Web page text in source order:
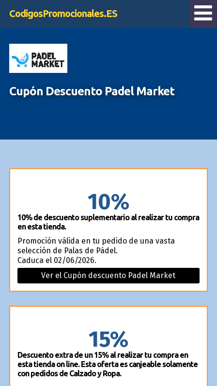
CodigosPromocionales.ES
Cupón Descuento Padel Market
10%
10% de descuento suplementario al realizar tu compra
en esta tienda.
Promoción válida en tu pedido de una vasta
selección de Palas de Pádel.
Caduca el 02/06/2026.
Ver el Cupón descuento Padel Market
15%
Descuento extra de un 15% al realizar tu compra en
esta tienda on line. Esta oferta es canjeable solamente
con pedidos de Calzado y Ropa.